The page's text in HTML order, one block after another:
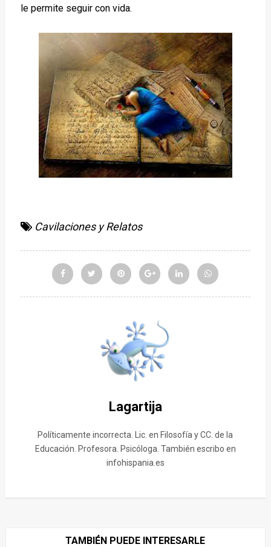
le permite seguir con vida.
Cavilaciones y Relatos
Lagartija
Políticamente incorrecta. Lic. en Filosofía y CC. de la
Educación. Profesora. Psicóloga. También escribo en
infohispania.es
TAMBIÉN PUEDE INTERESARLE